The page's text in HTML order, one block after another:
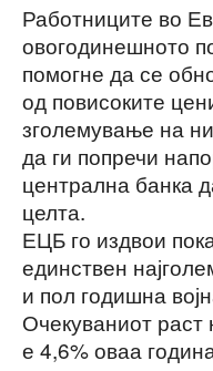
Работниците во
овогодинешното
помогне да се
од повисоките
зголемување на
да ги попречи
централна банка
целта.
ЕЦБ го издвои
единствен
и пол годишна
Очекуваниот раст
е 4,6% оваа